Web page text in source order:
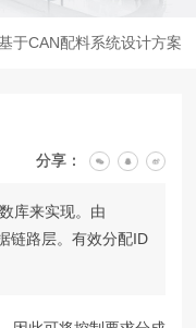
于CAN配料系统设计方案
分享：
库来实现。由
链路层。有效分配ID